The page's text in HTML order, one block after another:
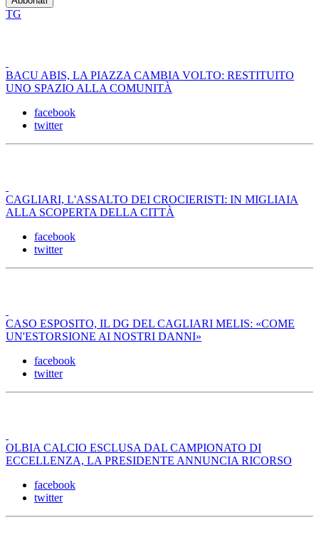
TG
BACU ABIS, LA PIAZZA CAMBIA VOLTO: RESTITUITO
UNO SPAZIO ALLA COMUNITÀ
facebook
twitter
CAGLIARI, L'ASSALTO DEI CROCIERISTI: IN MIGLIAIA
ALLA SCOPERTA DELLA CITTÀ
facebook
twitter
CASO ESPOSITO, IL DG DEL CAGLIARI MELIS: «COME
UN'ESTORSIONE AI NOSTRI DANNI»
facebook
twitter
OLBIA CALCIO ESCLUSA DAL CAMPIONATO DI
ECCELLENZA, LA PRESIDENTE ANNUNCIA RICORSO
facebook
twitter